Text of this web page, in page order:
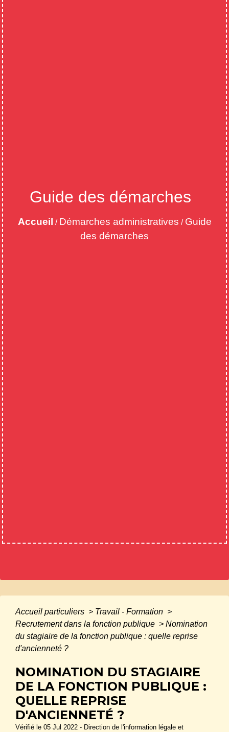
Guide des démarches
Accueil / Démarches administratives / Guide
des démarches
Accueil particuliers > Travail - Formation >
Recrutement dans la fonction publique > Nomination
du stagiaire de la fonction publique : quelle reprise
d'ancienneté ?
NOMINATION DU STAGIAIRE
DE LA FONCTION PUBLIQUE :
QUELLE REPRISE
D'ANCIENNETÉ ?
Vérifié le 05 Jul 2022 - Direction de l'information légale et